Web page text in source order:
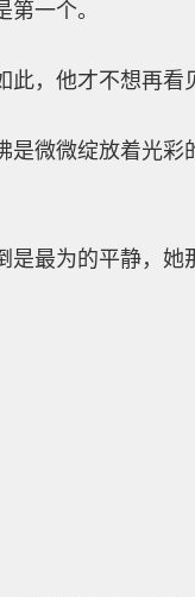
一个。
，他才不想再看
微微绽放着光
最为的平静，她